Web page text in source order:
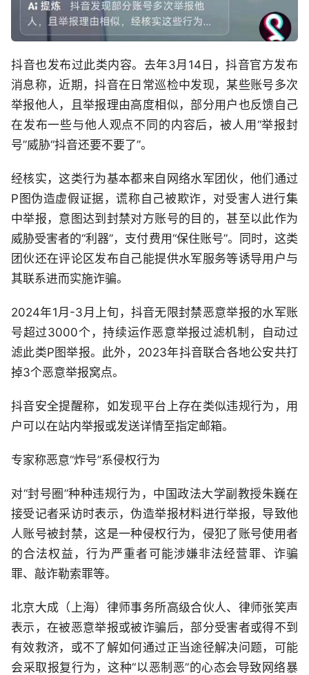
抖音也发布过此类内容。去年3月14日，抖音官方发布
消息称，近期，抖音在日常巡检中发现，某些账号多次
举报他人，且举报理由高度相似，部分用户也反馈自己
在发布一些与他人观点不同的内容后，被人用“举报封
号”威胁“抖音还要不要了”。
经核实，这类行为基本都来自网络水军团伙，他们通过
P图伪造虚假证据，谎称自己被欺诈，对受害人进行集
中举报，意图达到封禁对方账号的目的，甚至以此作为
威胁受害者的“利器”，支付费用“保住账号”。同时，这类
团伙还在评论区发布自己能提供水军服务等诱导用户与
其联系进而实施诈骗。
2024年1月-3月上旬，抖音无限封禁恶意举报的水军账
号超过3000个，持续运作恶意举报过滤机制，自动过
滤此类P图举报。此外，2023年抖音联合各地公安共打
掉3个恶意举报窝点。
抖音安全提醒称，如发现平台上存在类似违规行为，用
户可以在站内举报或发送详情至指定邮箱。
专家称恶意“炸号”系侵权行为
对“封号圈”种种违规行为，中国政法大学副教授朱巍在
接受记者采访时表示，伪造举报材料进行举报，导致他
人账号被封禁，这是一种侵权行为，侵犯了账号使用者
的合法权益，行为严重者可能涉嫌非法经营罪、诈骗
罪、敲诈勒索罪等。
北京大成（上海）律师事务所高级合伙人、律师张笑声
表示，在被恶意举报或被诈骗后，部分受害者或得不到
有效救济，或不了解如何通过正当途径解决问题，可能
会采取报复行为，这种“以恶制恶”的心态会导致网络暴